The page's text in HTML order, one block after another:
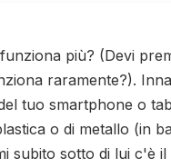
più? (Devi
raramente?).
tuo smartphone o
o di metallo (in
subito sotto di lui c'è il